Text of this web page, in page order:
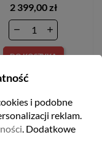
2 399,00 zł
DO KOSZYKA
i podobne
reklam.
. Dodatkowe